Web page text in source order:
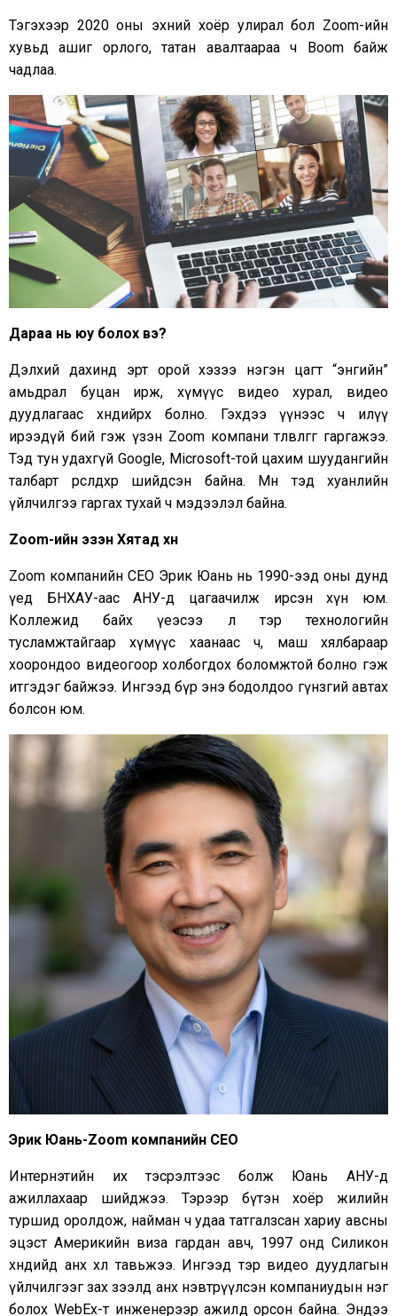
Тэгэхээр 2020 оны эхний хоёр улирал бол Zoom-ийн
хувьд ашиг орлого, татан авалтаараа ч Boom байж
чадлаа.
Дараа нь юу болох вэ?
Дэлхий дахинд эрт орой хэзээ нэгэн цагт “энгийн”
амьдрал буцан ирж, хүмүүс видео хурал, видео
дуудлагаас хөндийрөх болно. Гэхдээ үүнээс ч илүү
ирээдүй бий гэж үзэн Zoom компани төлөвлөгөөгөө гаргажээ.
Тэд тун удахгүй Google, Microsoft-той цахим шуудангийн
талбарт өрсөлдөхөөр шийдсэн байна. Мөн тэд хуанлийн
үйлчилгээ гаргах тухай ч мэдээлэл байна.
Zoom-ийн эзэн Хятад хүн
Zoom компанийн CEO Эрик Юань нь 1990-ээд оны дунд
үед БНХАУ-аас АНУ-д цагаачилж ирсэн хүн юм.
Коллежид байх үеэсээ л тэр технологийн
тусламжтайгаар хүмүүс хаанаас ч, маш хялбараар
хоорондоо видеогоор холбогдох боломжтой болно гэж
итгэдэг байжээ. Ингээд бүр энэ бодолдоо гүнзгий автах
болсон юм.
Эрик Юань-Zoom компанийн CEO
Интернэтийн их тэсрэлтээс болж Юань АНУ-д
ажиллахаар шийджээ. Тэрээр бүтэн хоёр жилийн
туршид оролдож, найман ч удаа татгалзсан хариу авсны
эцэст Америкийн виза гардан авч, 1997 онд Силикон
хөндийд анх хөл тавьжээ. Ингээд тэр видео дуудлагын
үйлчилгээг зах зээлд анх нэвтрүүлсэн компаниудын нэг
болох WebEx-т инженерээр ажилд орсон байна. Эндээ